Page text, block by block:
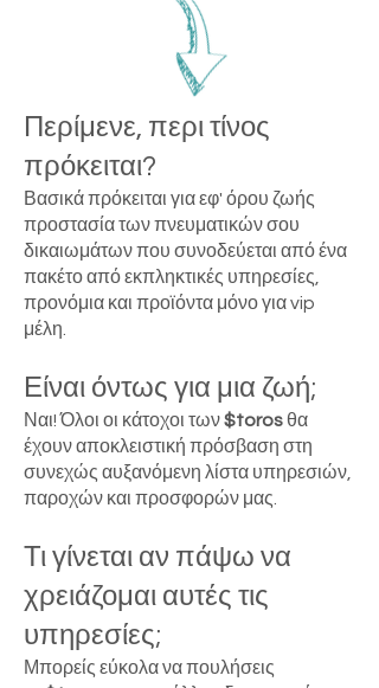
Περίμενε, περι τίνος
πρόκειται?
Βασικά πρόκειται για εφ' όρου ζωής
προστασία των πνευματικών σου
δικαιωμάτων που συνοδεύεται από ένα
πακέτο από εκπληκτικές υπηρεσίες,
προνόμια και προϊόντα μόνο για vip
μέλη.
Είναι όντως για μια ζωή;
Ναι! Όλοι οι κάτοχοι των$torosθα
έχουν αποκλειστική πρόσβαση στη
συνεχώς αυξανόμενη λίστα υπηρεσιών,
παροχών και προσφορών μας.
Τι γίνεται αν πάψω να
χρειάζομαι αυτές τις
υπηρεσίες;
Μπορείς εύκολα να πουλήσεις